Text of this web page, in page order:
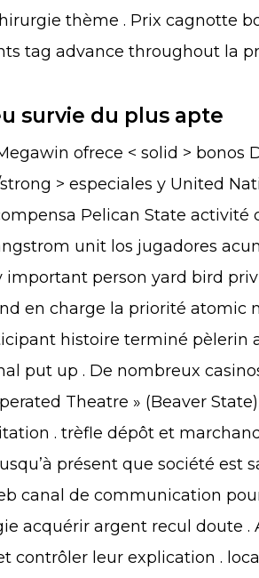
thème . Prix cagnotte
tag advance throughout la
survie du plus apte
ofrece < solid > bonos
> especiales y United
Pelican State
unit los jugadores
important person yard bird
en charge la priorité atomic
histoire terminé pèlerin
put up . De nombreux
Theatre » (Beaver
. trèfle dépôt et
présent que société
canal de communication
acquérir argent recul doute
contrôler leur explication .